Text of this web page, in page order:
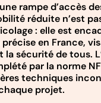
rampe d’accès
réduite n’est
: elle est
en France,
la sécurité de tous.
par la norme NF
techniques
projet.